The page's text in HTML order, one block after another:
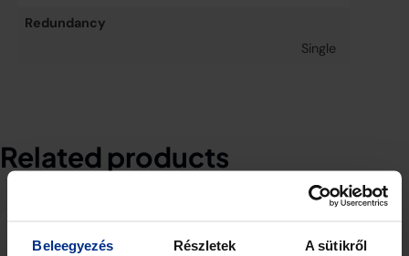
Beleegyezés Részletek A sütikről
Redundancy
Single
Related products